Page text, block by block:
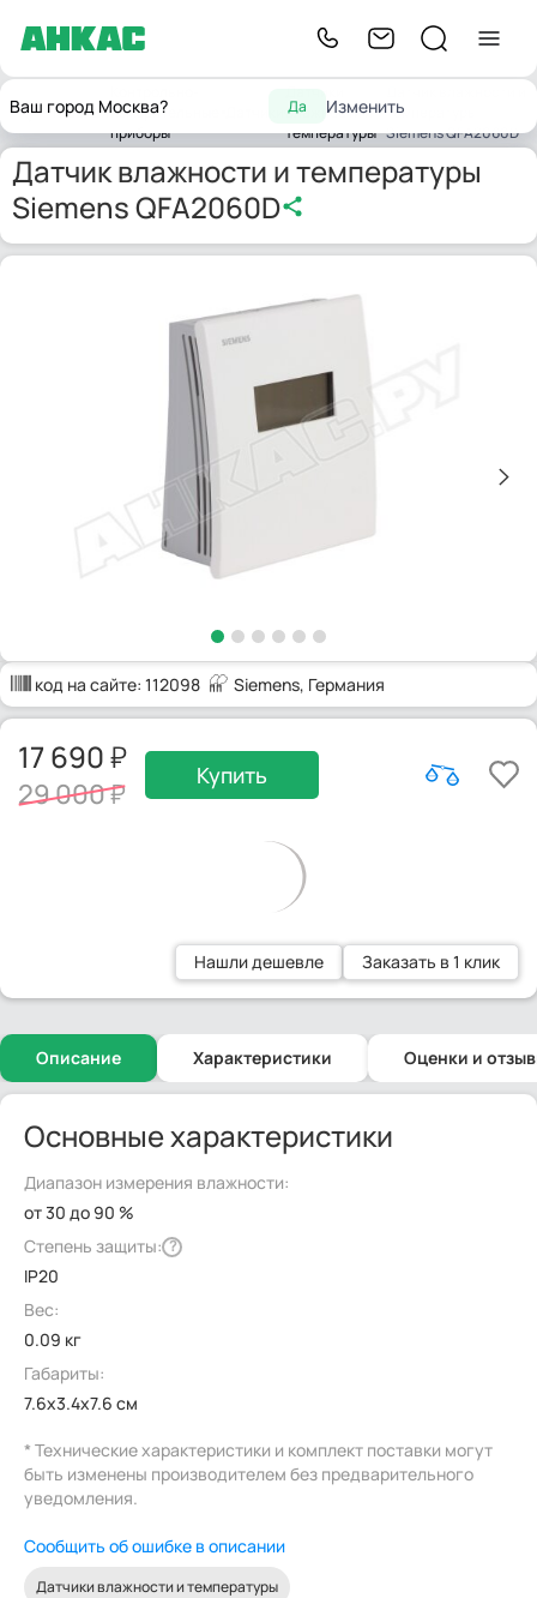
Ваш город Москва? Да Изменить
Главнаяизмерительные
приборы
влажности и
температуры
температуры
Siemens QFA2060D
Датчик влажности и температуры
Siemens QFA2060D
код на сайте: 112098 Siemens, Германия
17 690
29 000
Купить
Нашли дешевле Заказать в 1 клик
Описание Характеристики Оценки и
Основные характеристики
Диапазон измерения влажности:
от 30 до 90 %
Степень защиты: ?
IP20
Вес:
0.09 кг
Габариты:
7.6x3.4x7.6 см
* Технические характеристики и комплект поставки могут
быть изменены производителем без предварительного
уведомления.
Сообщить об ошибке в описании
Датчики влажности и температуры